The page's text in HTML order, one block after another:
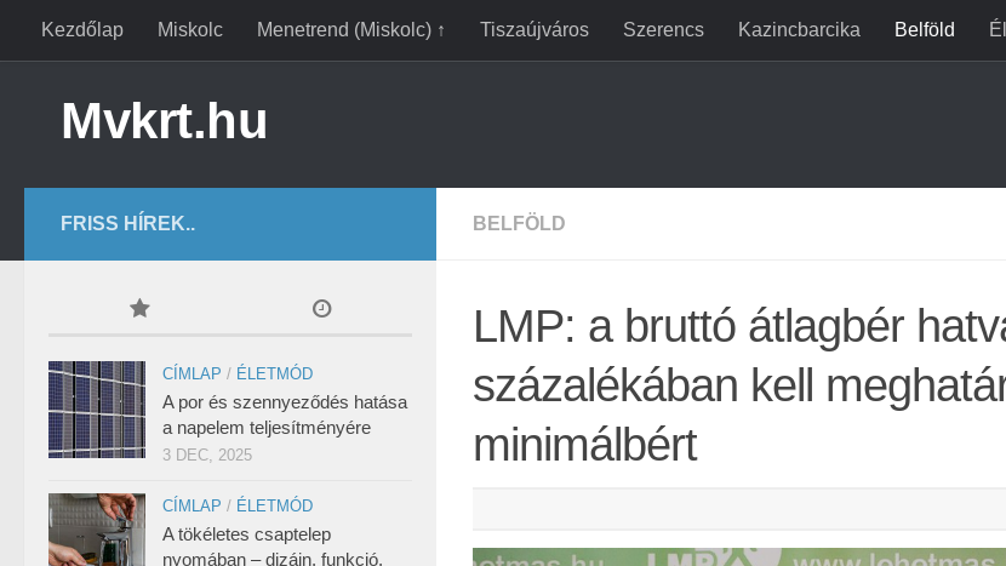
Kezdőlap Miskolc Menetrend (Miskolc) ↑ Tiszaújváros Szerencs Kazincbarcika Belföld
Mvkrt.hu
BELFÖLD
LMP: a bruttó átlagbér
százalékában kell
minimálbért
FRISS HÍREK..
CÍMLAP / ÉLETMÓD
A por és szennyeződés hatása
a napelem teljesítményére
3 DEC, 2025
CÍMLAP / ÉLETMÓD
A tökéletes csaptelep
nyomában – dizájn, funkció,